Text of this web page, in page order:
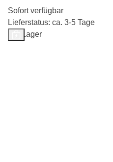
Sofort verfügbar
Lieferstatus: ca. 3-5 Tage
Auf Lager